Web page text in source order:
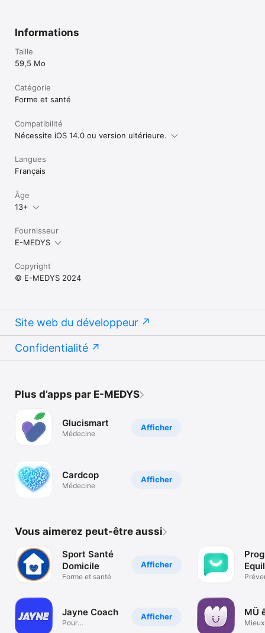
Informations
Taille
59,5 Mo
Catégorie
Forme et santé
Compatibilité
Nécessite iOS 14.0 ou version ultérieure.
Langues
Français
Âge
13+
Fournisseur
E-MEDYS
Copyright
© E-MEDYS 2024
Site web du développeur
Confidentialité
Plus d’apps par E-MEDYS
Afficher
Glucismart
Médecine
Afficher
Cardcop
Médecine
Vous aimerez peut-être aussi
Afficher
Sport Santé
Domicile
Forme et santé
Afficher
Jayne Coach
Pour
MÜ